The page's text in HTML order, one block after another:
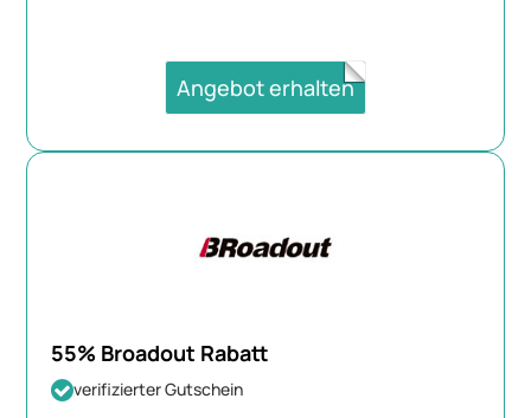
Angebot erhalten
55% Broadout Rabatt
verifizierter Gutschein